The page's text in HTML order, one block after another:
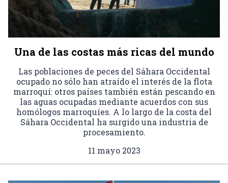
Una de las costas más ricas del mundo
Las poblaciones de peces del Sáhara Occidental
ocupado no sólo han atraído el interés de la flota
marroquí: otros países también están pescando en
las aguas ocupadas mediante acuerdos con sus
homólogos marroquíes. A lo largo de la costa del
Sáhara Occidental ha surgido una industria de
procesamiento.
11 mayo 2023